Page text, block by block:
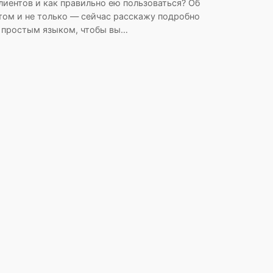
и как правильно ею пользоваться? Об
и не только — сейчас расскажу подробно
простым языком, чтобы вы…